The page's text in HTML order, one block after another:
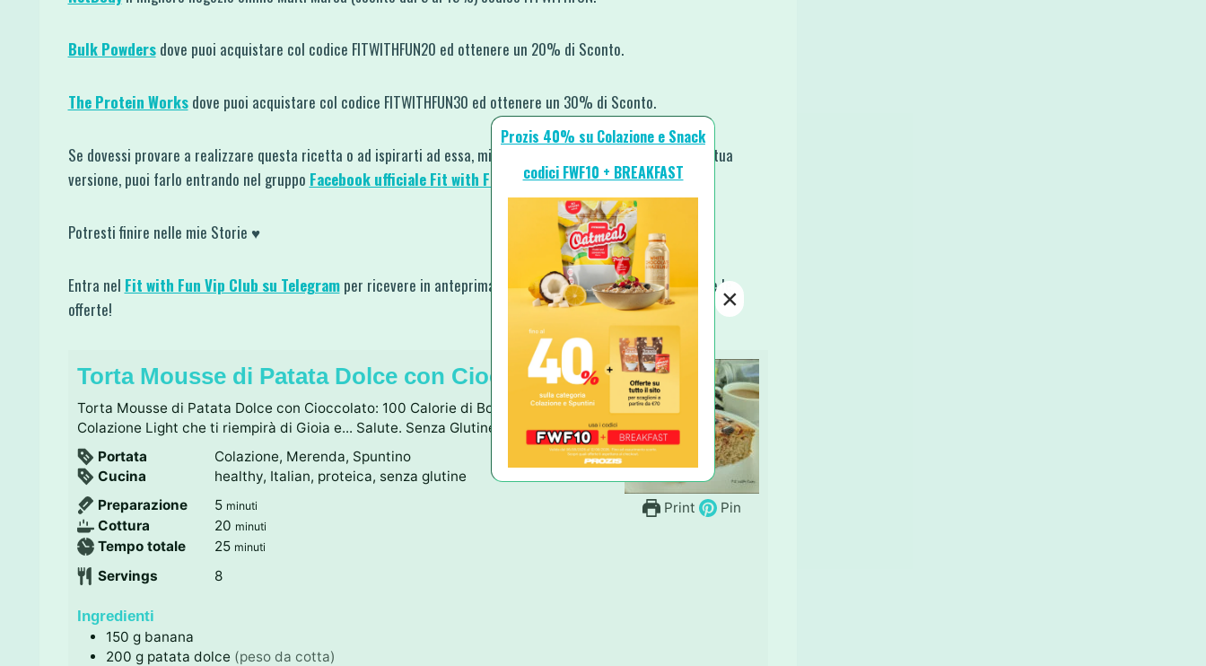
Bulk Powdersdove puoi acquistare col codice FITWITHFUN20 ed ottenere un 20% di Sconto.
The Protein Worksdove puoi acquistare col codice FITWITHFUN30 ed ottenere un 30% di Sconto.
Se dovessi provare a realizzare questa ricetta o ad ispirarti ad essa, mi farebbe piacere che mi mostrassi la tua
versione, puoi farlo entrando nel gruppo Facebook ufficiale Fit with Fun o taggandomi suInstagram.
Potresti finire nelle mie Storie ♥
Entra nel Fit with Fun Vip Club su Telegramper ricevere in anteprima le nuove ricette, i nuovi video e tutte le
offerte!
Print Pin
Torta Mousse di Patata Dolce con Cioccolato
Torta Mousse di Patata Dolce con Cioccolato: 100 Calorie di Bontà per una
Colazione Light che ti riempirà di Gioia e... Salute. Senza Glutine e Proteica!
Portata
Colazione, Merenda, Spuntino
Cucina
healthy, Italian, proteica, senza glutine
Preparazione
5m
i
n
t
minuti
Cottura 20 m
minuti
Tempo totale 25mminuti
Servings 8
Ingredienti
150 g banana
200 g patata dolce (peso da cotta)
Prozis 40% su Colazione e Snack
codici FWF10 + BREAKFAST
×